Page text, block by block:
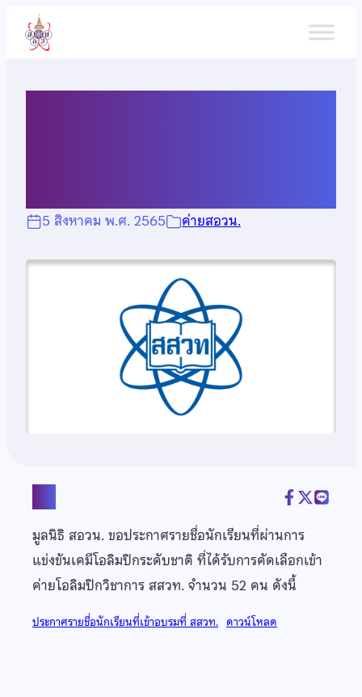
เนื้อหา
5 สิงหาคม พ.ศ. 2565 ค่ายสอวน.
มูลนิธิ สอวน. ขอประกาศรายชื่อนักเรียนที่ผ่านการ
แข่งขันเคมีโอลิมปิกระดับชาติ ที่ได้รับการคัดเลือกเข้า
ค่ายโอลิมปิกวิชาการ สสวท. จำนวน 52 คน ดังนี้
ประกาศรายชื่อนักเรียนที่เข้าอบรมที่ สสวท. ดาวน์โหลด